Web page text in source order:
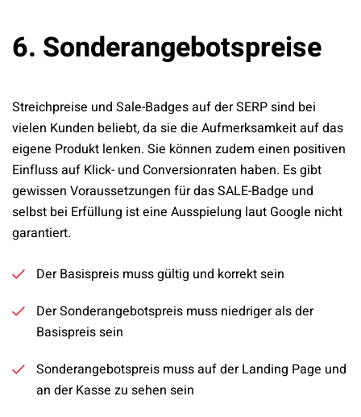
6. Sonderangebotspreise
Streichpreise und Sale-Badges auf der SERP sind bei
vielen Kunden beliebt, da sie die Aufmerksamkeit auf das
eigene Produkt lenken. Sie können zudem einen positiven
Einfluss auf Klick- und Conversionraten haben. Es gibt
gewissen Voraussetzungen für das SALE-Badge und
selbst bei Erfüllung ist eine Ausspielung laut Google nicht
garantiert.
Der Basispreis muss gültig und korrekt sein
Der Sonderangebotspreis muss niedriger als der
Basispreis sein
Sonderangebotspreis muss auf der Landing Page und
an der Kasse zu sehen sein